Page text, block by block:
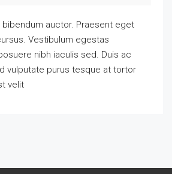
bibendum auctor. Praesent eget
Vestibulum egestas
nibh iaculis sed. Duis ac
vulputate purus tesque at tortor
velit